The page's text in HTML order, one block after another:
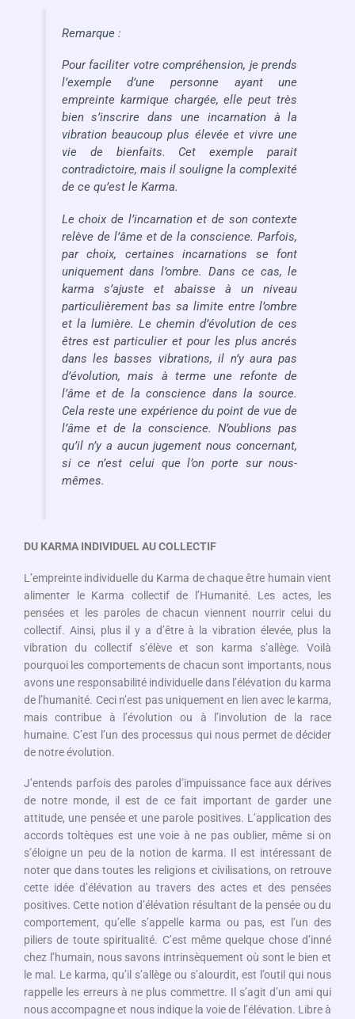
Remarque :
Pour faciliter votre compréhension, je prends
l’exemple d’une personne ayant une
empreinte karmique chargée, elle peut très
bien s’inscrire dans une incarnation à la
vibration beaucoup plus élevée et vivre une
vie de bienfaits. Cet exemple parait
contradictoire, mais il souligne la complexité
de ce qu’est le Karma.
Le choix de l’incarnation et de son contexte
relève de l’âme et de la conscience. Parfois,
par choix, certaines incarnations se font
uniquement dans l’ombre. Dans ce cas, le
karma s’ajuste et abaisse à un niveau
particulièrement bas sa limite entre l’ombre
et la lumière. Le chemin d’évolution de ces
êtres est particulier et pour les plus ancrés
dans les basses vibrations, il n’y aura pas
d’évolution, mais à terme une refonte de
l’âme et de la conscience dans la source.
Cela reste une expérience du point de vue de
l’âme et de la conscience. N’oublions pas
qu’il n’y a aucun jugement nous concernant,
si ce n’est celui que l’on porte sur nous-
mêmes.
DU KARMA INDIVIDUEL AU COLLECTIF
L’empreinte individuelle du Karma de chaque être humain vient
alimenter le Karma collectif de l’Humanité. Les actes, les
pensées et les paroles de chacun viennent nourrir celui du
collectif. Ainsi, plus il y a d’être à la vibration élevée, plus la
vibration du collectif s’élève et son karma s’allège. Voilà
pourquoi les comportements de chacun sont importants, nous
avons une responsabilité individuelle dans l’élévation du karma
de l’humanité. Ceci n’est pas uniquement en lien avec le karma,
mais contribue à l’évolution ou à l’involution de la race
humaine. C’est l’un des processus qui nous permet de décider
de notre évolution.
J’entends parfois des paroles d’impuissance face aux dérives
de notre monde, il est de ce fait important de garder une
attitude, une pensée et une parole positives. L’application des
accords toltèques est une voie à ne pas oublier, même si on
s’éloigne un peu de la notion de karma. Il est intéressant de
noter que dans toutes les religions et civilisations, on retrouve
cette idée d’élévation au travers des actes et des pensées
positives. Cette notion d’élévation résultant de la pensée ou du
comportement, qu’elle s’appelle karma ou pas, est l’un des
piliers de toute spiritualité. C’est même quelque chose d’inné
chez l’humain, nous savons intrinsèquement où sont le bien et
le mal. Le karma, qu’il s’allège ou s’alourdit, est l’outil qui nous
rappelle les erreurs à ne plus commettre. Il s’agit d’un ami qui
nous accompagne et nous indique la voie de l’élévation. Libre à